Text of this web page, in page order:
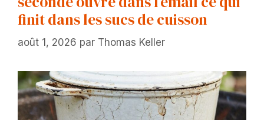
finit dans les sucs de cuisson
août 1, 2026 par Thomas Keller